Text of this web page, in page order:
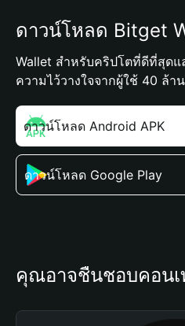
ดาวน์โหลด Bitget
Wallet สำหรับคริปโตที่ดีที่สุด
ความไว้วางใจจากผู้ใช้ 40 ล้า
ดาวน์โหลด Android APK
ดาวน์โหลด Google Play
คุณอาจชื่นชอบคอนเ